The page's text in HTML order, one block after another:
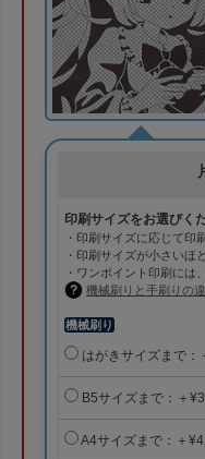
印刷サイズをお選びく
・印刷サイズに応じて印
・印刷サイズが小さいほ
・ワンポイント印刷には
機械刷りと手刷りの
機械刷り
はがきサイズまで：
B5サイズまで：＋
A4サイズまで：＋